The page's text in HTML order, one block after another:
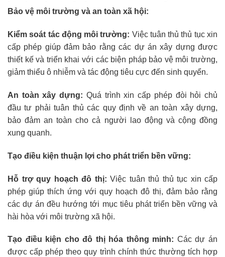
Bảo vệ môi trường và an toàn xã hội:
Kiểm soát tác động môi trường: Việc tuân thủ thủ tục xin
cấp phép giúp đảm bảo rằng các dự án xây dựng được
thiết kế và triển khai với các biện pháp bảo vệ môi trường,
giảm thiểu ô nhiễm và tác động tiêu cực đến sinh quyển.
An toàn xây dựng: Quá trình xin cấp phép đòi hỏi chủ
đầu tư phải tuân thủ các quy định về an toàn xây dựng,
bảo đảm an toàn cho cả người lao động và cộng đồng
xung quanh.
Tạo điều kiện thuận lợi cho phát triển bền vững:
Hỗ trợ quy hoạch đô thị: Việc tuân thủ thủ tục xin cấp
phép giúp thích ứng với quy hoạch đô thị, đảm bảo rằng
các dự án đều hướng tới mục tiêu phát triển bền vững và
hài hòa với môi trường xã hội.
Tạo điều kiện cho đô thị hóa thông minh: Các dự án
được cấp phép theo quy trình chính thức thường tích hợp